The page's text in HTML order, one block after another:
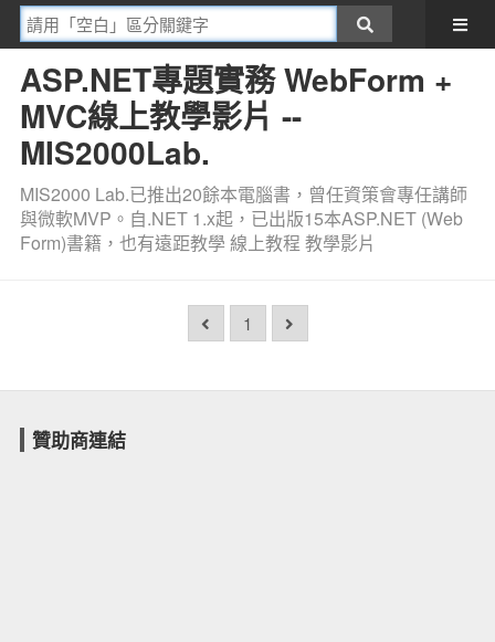
ASP.NET專題實務 WebForm +
MVC線上教學影片 --
MIS2000Lab.
MIS2000 Lab.已推出20餘本電腦書，曾任資策會專任講師
與微軟MVP。自.NET 1.x起，已出版15本ASP.NET (Web
Form)書籍，也有遠距教學 線上教程 教學影片
1
贊助商連結